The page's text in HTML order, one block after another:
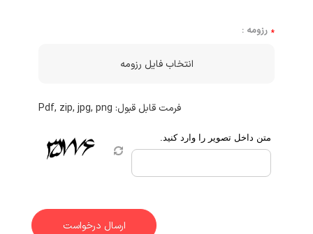
رزومه :
متن داخل تصویر را وارد کنید.
ارسال درخواست